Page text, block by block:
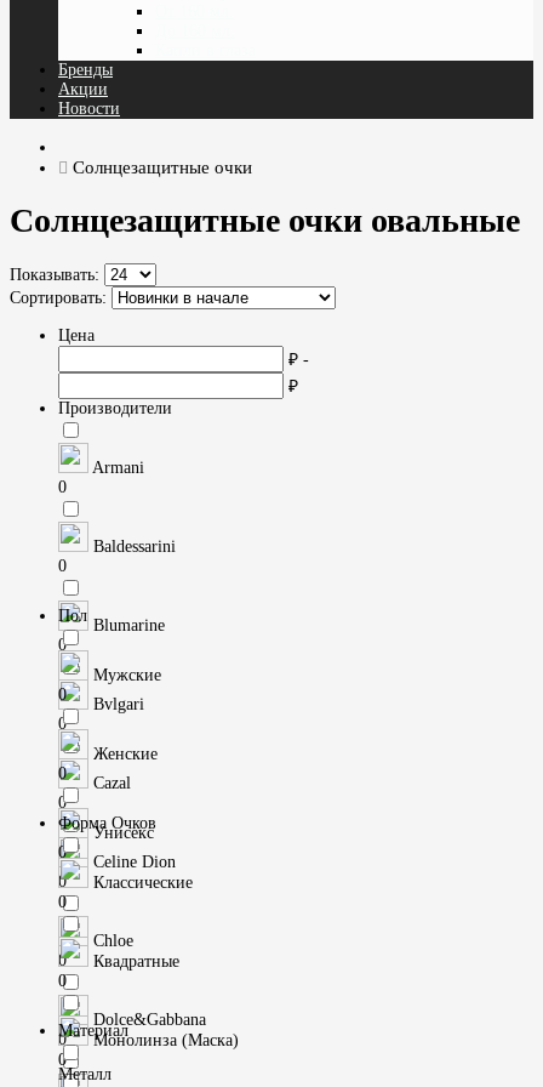
Бренды
Акции
Новости
Солнцезащитные очки
Солнцезащитные очки овальные
Показывать:
Сортировать:
Цена
₽ -
₽
Производители
Armani
0
Baldessarini
0
Blumarine
0
Bvlgari
0
Cazal
0
Celine Dion
0
Chloe
0
Dolce&Gabbana
0
Пол
Мужские
0
Женские
0
Унисекс
0
Форма Очков
Классические
0
Квадратные
0
Монолинза (Маска)
0
Материал
Металл